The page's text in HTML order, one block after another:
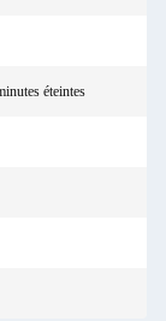
éteintes